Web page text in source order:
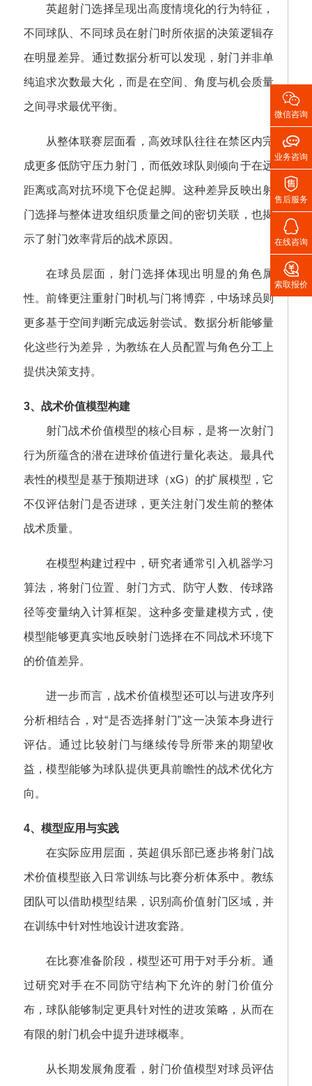
英超射门选择呈现出高度情境化的行为特征，
不同球队、不同球员在射门时所依据的决策逻辑存
在明显差异。通过数据分析可以发现，射门并非单
纯追求次数最大化，而是在空间、角度与机会质量
之间寻求最优平衡。
从整体联赛层面看，高效球队往往在禁区内完
成更多低防守压力射门，而低效球队则倾向于在远
距离或高对抗环境下仓促起脚。这种差异反映出射
门选择与整体进攻组织质量之间的密切关联，也揭
示了射门效率背后的战术原因。
在球员层面，射门选择体现出明显的角色属
性。前锋更注重射门时机与门将博弈，中场球员则
更多基于空间判断完成远射尝试。数据分析能够量
化这些行为差异，为教练在人员配置与角色分工上
提供决策支持。
3、战术价值模型构建
射门战术价值模型的核心目标，是将一次射门
行为所蕴含的潜在进球价值进行量化表达。最具代
表性的模型是基于预期进球（xG）的扩展模型，它
不仅评估射门是否进球，更关注射门发生前的整体
战术质量。
在模型构建过程中，研究者通常引入机器学习
算法，将射门位置、射门方式、防守人数、传球路
径等变量纳入计算框架。这种多变量建模方式，使
模型能够更真实地反映射门选择在不同战术环境下
的价值差异。
进一步而言，战术价值模型还可以与进攻序列
分析相结合，对“是否选择射门”这一决策本身进行
评估。通过比较射门与继续传导所带来的期望收
益，模型能够为球队提供更具前瞻性的战术优化方
向。
4、模型应用与实践
在实际应用层面，英超俱乐部已逐步将射门战
术价值模型嵌入日常训练与比赛分析体系中。教练
团队可以借助模型结果，识别高价值射门区域，并
在训练中针对性地设计进攻套路。
在比赛准备阶段，模型还可用于对手分析。通
过研究对手在不同防守结构下允许的射门价值分
布，球队能够制定更具针对性的进攻策略，从而在
有限的射门机会中提升进球概率。
从长期发展角度看，射门价值模型对球员评估

微信咨询

业务咨询

售后服务

在线咨询

索取报价